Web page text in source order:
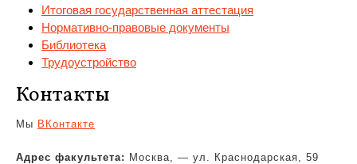
Итоговая государственная аттестация
Нормативно-правовые документы
Библиотека
Трудоустройство
Контакты
Мы ВКонтакте
Адрес факультета: Москва, — ул. Краснодарская, 59